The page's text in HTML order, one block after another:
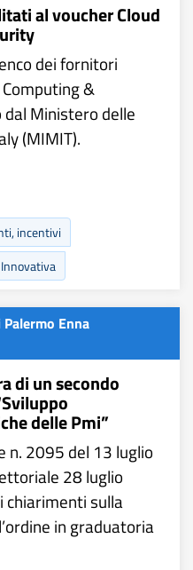
al voucher Cloud
dei fornitori
&
Ministero delle
(MIMIT).
incentivi
Enna
di un secondo
delle Pmi”
n. 2095 del 13 luglio
28 luglio
chiarimenti sulla
in graduatoria